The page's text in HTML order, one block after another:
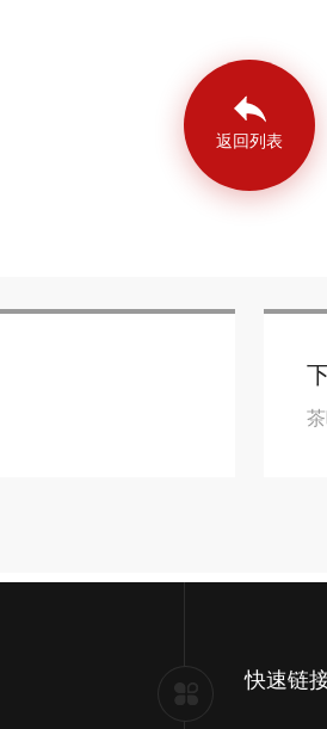
返回列表
快速链